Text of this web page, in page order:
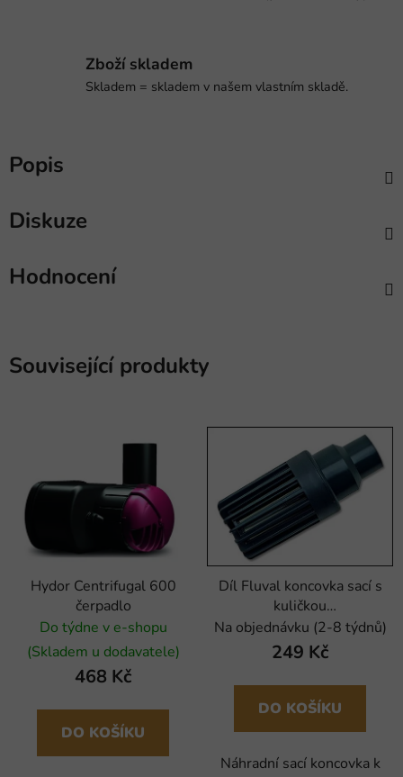
Zboží skladem
Skladem = skladem v našem vlastním skladě.
Popis
Diskuze
Hodnocení
Související produkty
Hydor Centrifugal 600
čerpadlo
Do týdne v e-shopu
(Skladem u dodavatele)
468 Kč
DO KOŠÍKU
Díl Fluval koncovka sací s
kuličkou
304/404/305/405/306/406/
Na objednávku (2-8 týdnů)
249 Kč
DO KOŠÍKU
Náhradní sací koncovka k